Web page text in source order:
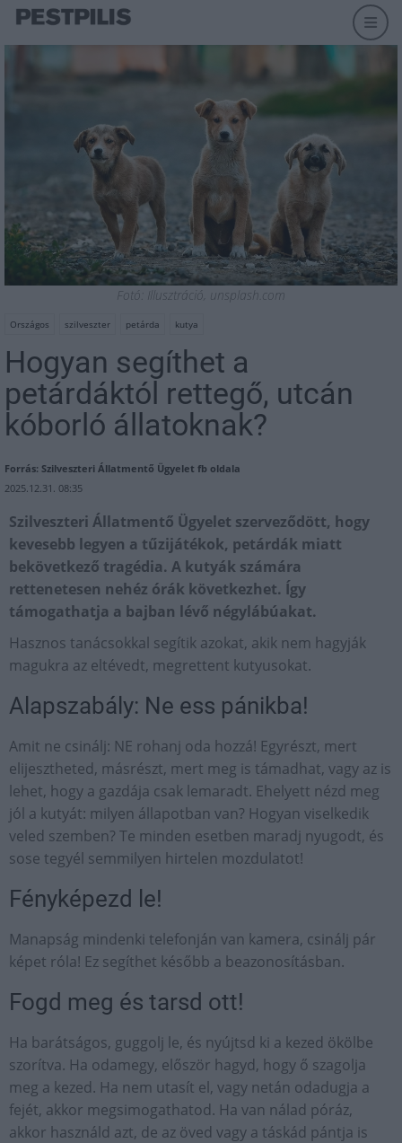
Fotó: Illusztráció, unsplash.com
Országos szilveszter petárda kutya
Hogyan segíthet a
petárdáktól rettegő, utcán
kóborló állatoknak?
Forrás: Szilveszteri Állatmentő Ügyelet fb oldala
2025.12.31. 08:35
Szilveszteri Állatmentő Ügyelet szerveződött, hogy
kevesebb legyen a tűzijátékok, petárdák miatt
bekövetkező tragédia. A kutyák számára
rettenetesen nehéz órák következhet. Így
támogathatja a bajban lévő négylábúakat.
Hasznos tanácsokkal segítik azokat, akik nem hagyják
magukra az eltévedt, megrettent kutyusokat.
Alapszabály: Ne ess pánikba!
Amit ne csinálj: NE rohanj oda hozzá! Egyrészt, mert
elijesztheted, másrészt, mert meg is támadhat, vagy az is
lehet, hogy a gazdája csak lemaradt. Ehelyett nézd meg
jól a kutyát: milyen állapotban van? Hogyan viselkedik
veled szemben? Te minden esetben maradj nyugodt, és
sose tegyél semmilyen hirtelen mozdulatot!
Fényképezd le!
Manapság mindenki telefonján van kamera, csinálj pár
képet róla! Ez segíthet később a beazonosításban.
Fogd meg és tarsd ott!
Ha barátságos, guggolj le, és nyújtsd ki a kezed ökölbe
szorítva. Ha odamegy, először hagyd, hogy ő szagolja
meg a kezed. Ha nem utasít el, vagy netán odadugja a
fejét, akkor megsimogathatod. Ha van nálad póráz,
akkor használd azt, de az öved vagy a táskád pántja is